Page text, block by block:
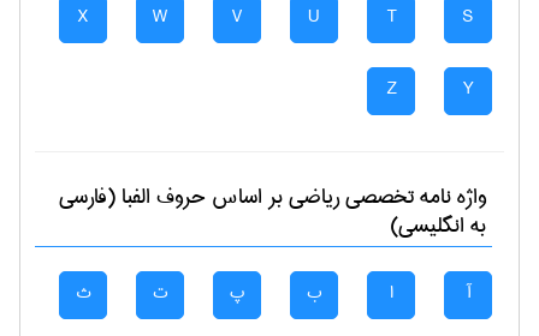
S
T
U
V
W
X
Y
Z
واژه نامه تخصصیرياضیبر اساس حروف الفبا (فارسی
به انگلیسی)
آ ا ب پ ت ث